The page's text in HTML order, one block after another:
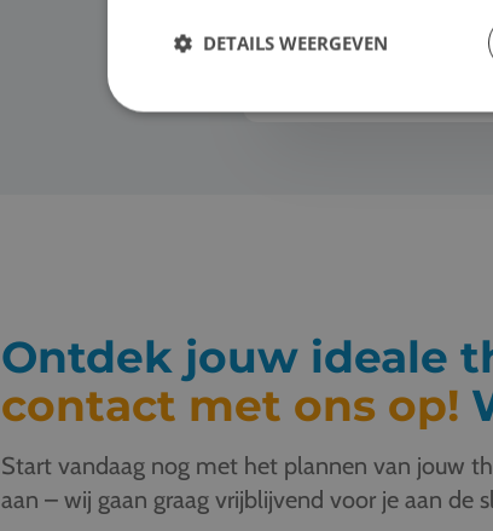
komen. Elke dag ziet
Bekijk het thema
Ontdek jouw ideale
contact met ons op!
Start vandaag nog met het plannen van jouw
aan – wij gaan graag vrijblijvend voor je aan de
DETAILS WEERGEVEN